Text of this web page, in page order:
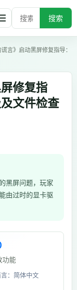
搜索
谎言》启动黑屏修复指导：
修复指
文件检查
黑屏问题，玩家
由过时的显卡驱
功能
：简体中文